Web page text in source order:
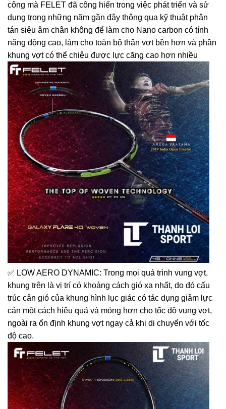
công mà FELET đã công hiến trong việc phát triển và sử
dụng trong những năm gần đây thông qua kỹ thuật phân
tán siêu âm chân không để làm cho Nano carbon có tính
năng động cao, làm cho toàn bộ thân vợt bền hơn và phần
khung vợt có thể chiệu được lực căng cao hơn nhiều
✅ LOW AERO DYNAMIC: Trong mọi quá trình vung vợt,
khung trên là vị trí có khoảng cách gió xa nhất, do đó cấu
trúc cản gió của khung hình lục giác có tác dụng giảm lực
cản một cách hiệu quả và mỏng hơn cho tốc độ vung vợt,
ngoài ra ổn định khung vợt ngay cả khi di chuyển với tốc
độ cao.